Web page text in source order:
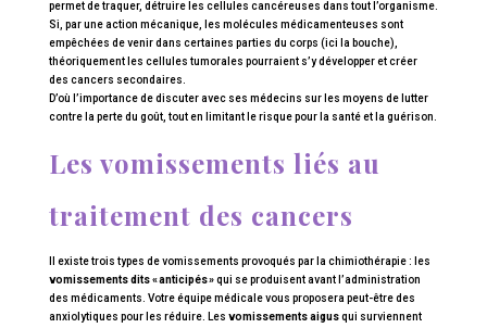
permet de traquer, détruire les cellules cancéreuses dans tout l’organisme.
Si, par une action mécanique, les molécules médicamenteuses sont
empêchées de venir dans certaines parties du corps (ici la bouche),
théoriquement les cellules tumorales pourraient s’y développer et créer
des cancers secondaires.
D’où l’importance de discuter avec ses médecins sur les moyens de lutter
contre la perte du goût, tout en limitant le risque pour la santé et la guérison.
Les vomissements liés au
traitement des cancers
Il existe trois types de vomissements provoqués par la chimiothérapie : les
vomissements dits « anticipés »qui se produisent avant l’administration
des médicaments. Votre équipe médicale vous proposera peut-être des
anxiolytiques pour les réduire. Les vomissements aigusqui surviennent